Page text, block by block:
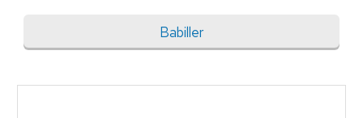
Babiller